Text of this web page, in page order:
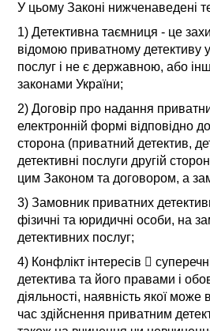
У цьому Законі нижченаведені
1) Детективна таємниця - це
відомою приватному детективу
послуг і не є державною, або
законами України;
2) Договір про надання
електронній формі відповідно
сторона (приватний детектив,
детективні послуги другій
цим Законом та договором, а
3) Замовник приватних
фізичні та юридичні особи, на
детективних послуг;
4) Конфлікт інтересів 
детектива та його правами і
діяльності, наявність якої може
час здійснення приватним